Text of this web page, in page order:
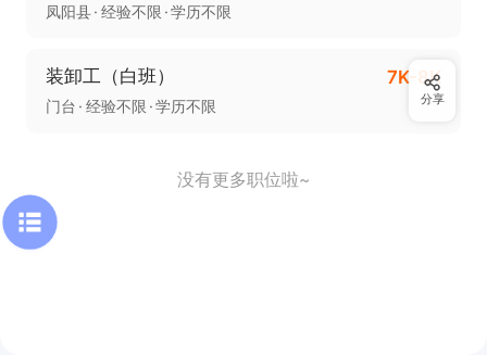
凤阳县 经验不限 学历不限
装卸工（白班） 7K-8K
门台 经验不限 学历不限
没有更多职位啦~
分享